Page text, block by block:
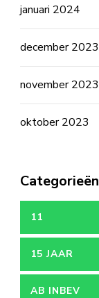
januari 2024
december 2023
november 2023
oktober 2023
Categorieën
11
15 JAAR
AB INBEV